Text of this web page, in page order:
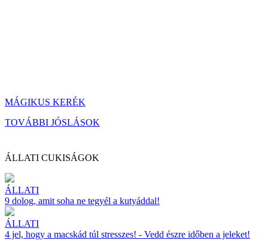
MÁGIKUS KERÉK
TOVÁBBI JÓSLÁSOK
ÁLLATI CUKISÁGOK
ÁLLATI
9 dolog, amit soha ne tegyél a kutyáddal!
ÁLLATI
4 jel, hogy a macskád túl stresszes! - Vedd észre időben a jeleket!